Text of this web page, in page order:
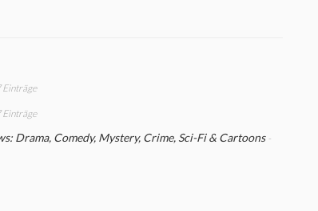
Einträge
Einträge
Drama, Comedy, Mystery, Crime, Sci-Fi & Cartoons -